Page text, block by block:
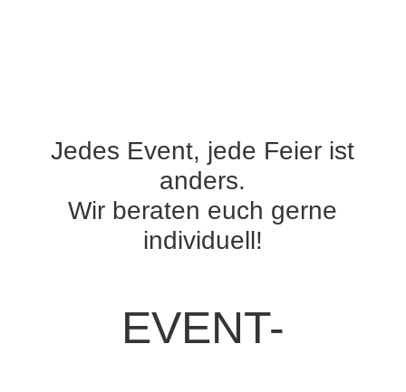
Jedes Event, jede Feier ist
anders.
Wir beraten euch gerne
individuell!
EVENT-